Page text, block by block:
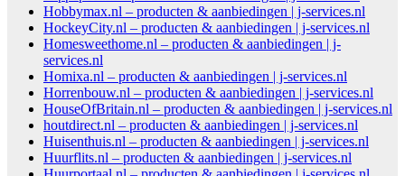
Hobbymax.nl – producten & aanbiedingen | j-services.nl
HockeyCity.nl – producten & aanbiedingen | j-services.nl
Homesweethome.nl – producten & aanbiedingen | j-
services.nl
Homixa.nl – producten & aanbiedingen | j-services.nl
Horrenbouw.nl – producten & aanbiedingen | j-services.nl
HouseOfBritain.nl – producten & aanbiedingen | j-services.nl
houtdirect.nl – producten & aanbiedingen | j-services.nl
Huisenthuis.nl – producten & aanbiedingen | j-services.nl
Huurflits.nl – producten & aanbiedingen | j-services.nl